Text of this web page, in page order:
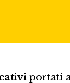
portati